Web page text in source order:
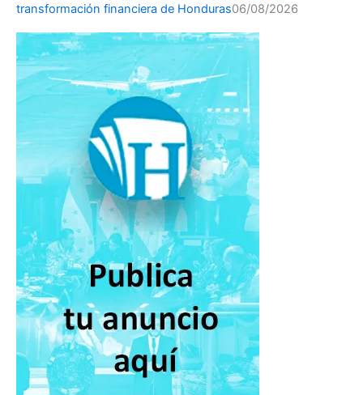
transformación financiera de Honduras06/08/2026